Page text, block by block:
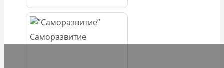
Саморазвитие